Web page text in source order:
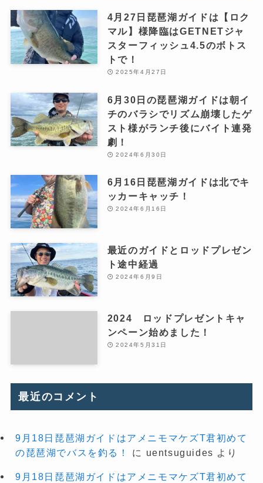
4月27日琵琶湖ガイドは【ロク
マル】様降臨はGETNETジャ
スターフィッシュ4.5のボトス
トで！
2025年4月27日
6月30日の琵琶湖ガイドは朝イ
チのバラシでリズム崩壊したゲ
スト様がランチ後にバイト連発
劇！
2024年6月30日
6月16日琵琶湖ガイドは北でキ
ッカーキャッチ！
2024年6月16日
最近のガイドとロッドプレゼン
ト途中経過
2024年6月9日
2024 ロッドプレゼントキャ
ンペーン始めました！
2024年5月31日
最近のコメント
9月18日琵琶湖ガイドはアメニモマケズT君初めて
の琵琶湖でバスを釣る！
に uentsuguides より
9月18日琵琶湖ガイドはアメニモマケズT君初めて